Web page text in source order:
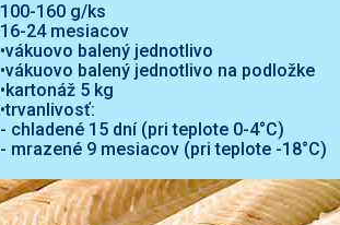
100-160 g/ks
16-24 mesiacov
•vákuovo balený jednotlivo
•vákuovo balený jednotlivo na podložke
•kartonáž 5 kg
•trvanlivosť:
- chladené 15 dní (pri teplote 0-4°C)
- mrazené 9 mesiacov (pri teplote -18°C)